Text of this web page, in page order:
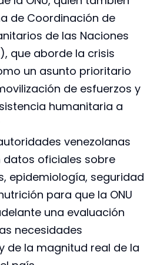
de Coordinación de
de las Naciones
que aborde la crisis
un asunto prioritario
de esfuerzos y
humanitaria a
venezolanas
datos oficiales sobre
epidemiología, seguridad
para que la ONU
una evaluación
necesidades
de la magnitud real de la